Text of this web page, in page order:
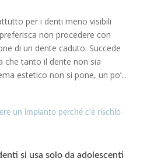
per i denti meno visibili
non procedere con
di un dente caduto. Succede
che tanto il dente non sia
estetico non si pone, un po’...
si usa solo da adolescenti